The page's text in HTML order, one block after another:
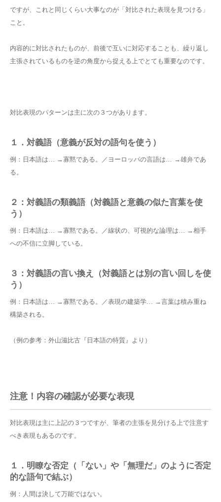
ですが、これと同じくらい大事なのが「対比された表現を見つける」
こと。
内容的に対比されたものが、前後で互いに対応することも、繰り返し
主張されているものを逆の角度から捉える上でとても重要なのです。
対比表現のパターンは主に次の３つがあります。
１．対義語（意義が反対の語句を使う）
例：日本語は… →寡黙である。／ヨーロッパの言語は… →雄弁であ
る。
２：対義語の類義語（対義語と意義の似た言葉を使
う）
例：日本語は… →寡黙である。／線状の、可視的な論理は… →相手
への不信に立脚している。
３：対義語の言い換え（対義語とは別の言い回しを使
う）
例：日本語は… →寡黙である。／表現の建築学… →言葉は積み重ね
構築される。
（例の参考：外山滋比古『日本語の特質』より）
注意！内容の確認が必要な表現
対比表現は主に上記の３つですが、筆者の主張を見分ける上で注意す
べき表現もあるのです。
１．明瞭な否定（「ない」や「無理だ」のように否定
的な語句で結ぶ）
例：人間は決して万能ではない。